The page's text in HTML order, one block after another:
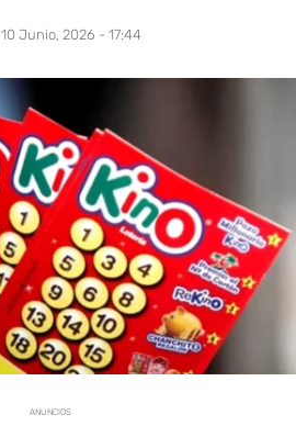
10 Junio, 2026 - 17:44
ANUNCIOS